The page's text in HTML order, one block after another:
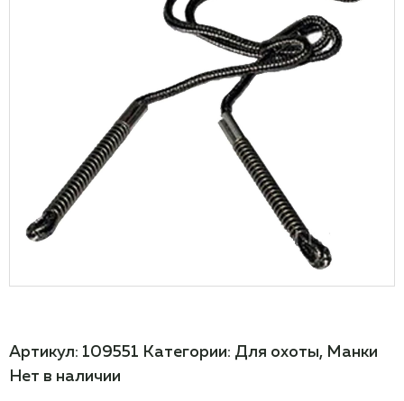
Артикул: 109551 Категории: Для охоты, Манки
Нет в наличии